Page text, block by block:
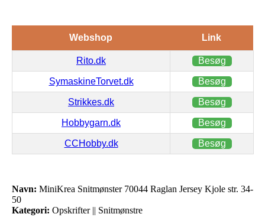
Webshop Link
Rito.dk Besøg
SymaskineTorvet.dk Besøg
Strikkes.dk Besøg
Hobbygarn.dk Besøg
CCHobby.dk Besøg
Navn: MiniKrea Snitmønster 70044 Raglan Jersey Kjole str. 34-
50
Kategori: Opskrifter || Snitmønstre